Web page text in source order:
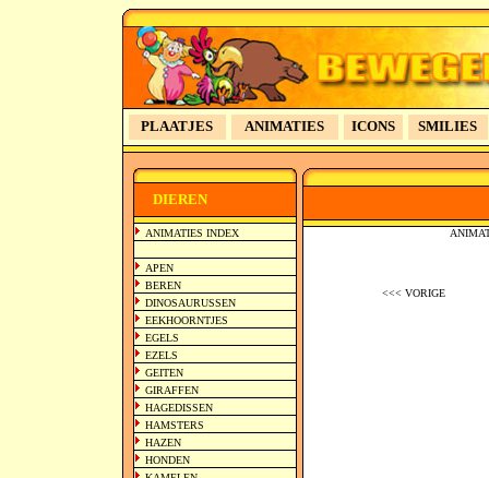
PLAATJES ANIMATIES ICONS SMILIES
DIEREN
ANIMATIES INDEX
APEN
BEREN
DINOSAURUSSEN
EEKHOORNTJES
EGELS
EZELS
GEITEN
GIRAFFEN
HAGEDISSEN
HAMSTERS
HAZEN
HONDEN
<<< VORIGE